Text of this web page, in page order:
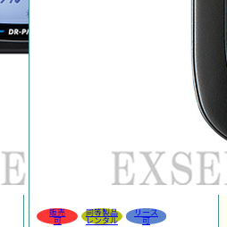
販売
可
同等製品
レンタル
リース
可